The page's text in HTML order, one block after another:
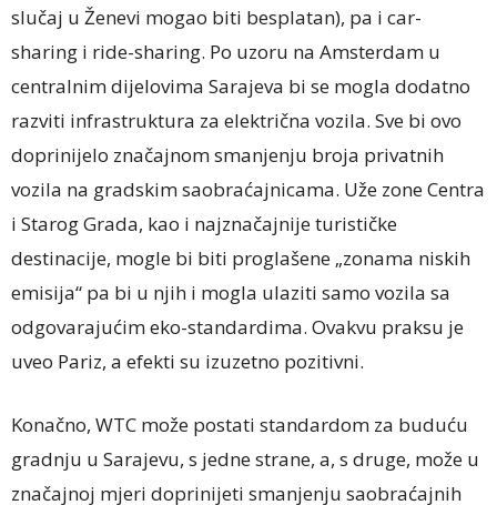
slučaj u Ženevi mogao biti besplatan), pa i car-
sharing i ride-sharing. Po uzoru na Amsterdam u
centralnim dijelovima Sarajeva bi se mogla dodatno
razviti infrastruktura za električna vozila. Sve bi ovo
doprinijelo značajnom smanjenju broja privatnih
vozila na gradskim saobraćajnicama. Uže zone Centra
i Starog Grada, kao i najznačajnije turističke
destinacije, mogle bi biti proglašene „zonama niskih
emisija“ pa bi u njih i mogla ulaziti samo vozila sa
odgovarajućim eko-standardima. Ovakvu praksu je
uveo Pariz, a efekti su izuzetno pozitivni.
Konačno, WTC može postati standardom za buduću
gradnju u Sarajevu, s jedne strane, a, s druge, može u
značajnoj mjeri doprinijeti smanjenju saobraćajnih